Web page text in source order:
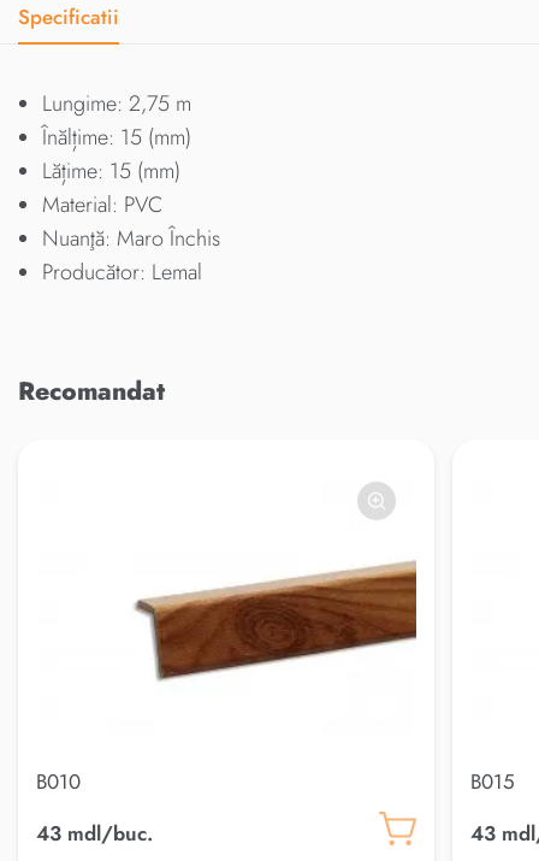
Specificatii
Lungime: 2,75 m
Înălțime: 15 (mm)
Lățime: 15 (mm)
Material: PVC
Nuanţă: Maro Închis
Producător: Lemal
Recomandat
B010
43 mdl/buc.
B015
43